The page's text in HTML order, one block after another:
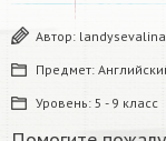
Автор:
Предмет:
Уровень: 5 - 9 класс